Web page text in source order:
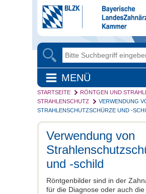
MENÜ
STARTSEITE
RÖNTGEN UND
STRAHLENSCHUTZ
VERWENDUNG
STRAHLENSCHUTZSCHÜRZE UND -
Verwendung von
und -schild
Röntgenbilder sind in der
für die Diagnose oder auch die